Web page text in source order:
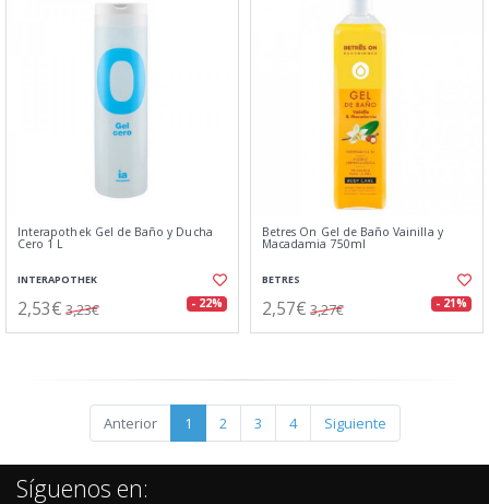
Interapothek Gel de Baño y Ducha
Cero 1 L
INTERAPOTHEK
2,53€ 3,23€ - 22%
Betres On Gel de Baño Vainilla y
Macadamia 750ml
BETRES
2,57€ 3,27€ - 21%
Anterior 1 2 3 4 Siguiente
Síguenos en: